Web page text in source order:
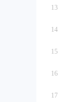
13
14
15
16
17